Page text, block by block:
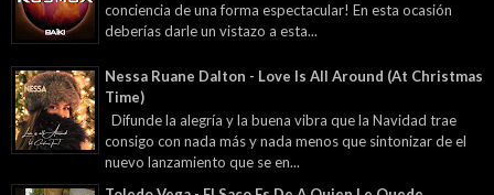
conciencia de una forma espectacular! En esta ocasión
deberías darle un vistazo a esta...
Nessa Ruane Dalton - Love Is All Around (At Christmas
Time)
Difunde la alegría y la buena vibra que la Navidad trae
consigo con nada más y nada menos que sintonizar de el
nuevo lanzamiento que se en...